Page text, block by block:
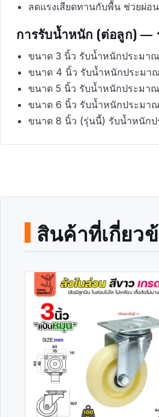
ลดแรงเสียดทานกับพื้น ช่วยผ่อ
การรับน้ำหนัก (ต่อลูก) —
ขนาด 3 นิ้ว รับน้ำหนักประมา
ขนาด 4 นิ้ว รับน้ำหนักประมา
ขนาด 5 นิ้ว รับน้ำหนักประมาณ
ขนาด 6 นิ้ว รับน้ำหนักประมา
ขนาด 8 นิ้ว (รุ่นนี้) รับน้ำหนัก
สินค้าที่เกี่ยว